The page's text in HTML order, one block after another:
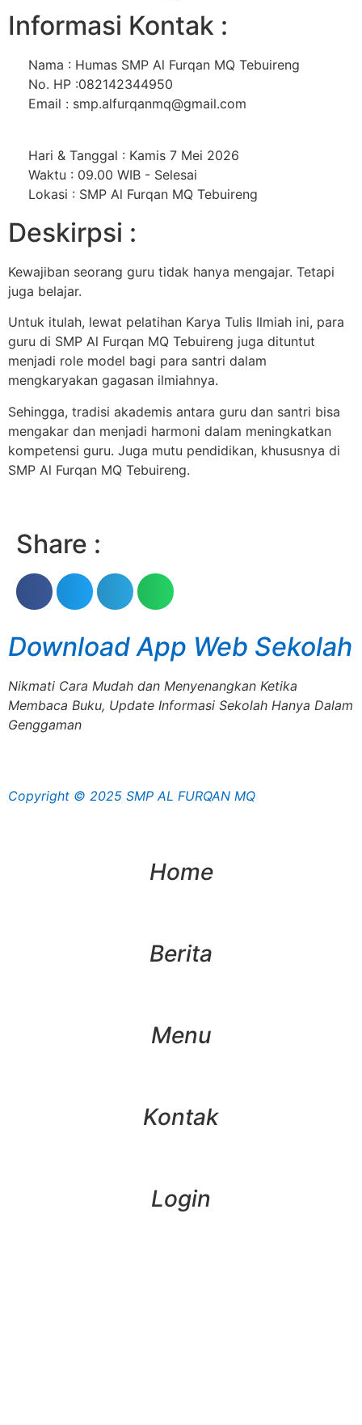
Informasi Kontak :
Nama : Humas SMP Al Furqan MQ Tebuireng
No. HP :082142344950
Email : smp.alfurqanmq@gmail.com
Hari & Tanggal : Kamis 7 Mei 2026
Waktu : 09.00 WIB - Selesai
Lokasi : SMP Al Furqan MQ Tebuireng
Deskirpsi :
Kewajiban seorang guru tidak hanya mengajar. Tetapi
juga belajar.
Untuk itulah, lewat pelatihan Karya Tulis Ilmiah ini, para
guru di SMP Al Furqan MQ Tebuireng juga dituntut
menjadi role model bagi para santri dalam
mengkaryakan gagasan ilmiahnya.
Sehingga, tradisi akademis antara guru dan santri bisa
mengakar dan menjadi harmoni dalam meningkatkan
kompetensi guru. Juga mutu pendidikan, khususnya di
SMP Al Furqan MQ Tebuireng.
Share :
Download App Web Sekolah
Nikmati Cara Mudah dan Menyenangkan Ketika
Membaca Buku, Update Informasi Sekolah Hanya Dalam
Genggaman
Copyright © 2025 SMP AL FURQAN MQ
Home
Berita
Menu
Kontak
Login